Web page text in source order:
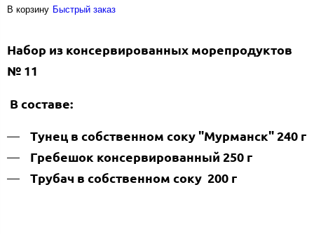
В корзину Быстрый заказ
Набор из консервированных морепродуктов
№ 11
В составе:
Тунец в собственном соку "Мурманск" 240 г
Гребешок консервированный 250 г
Трубач в собственном соку 200 г